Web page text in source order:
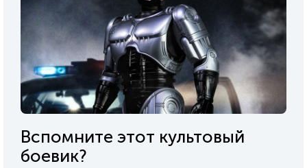
Вспомните этот культовый
боевик?